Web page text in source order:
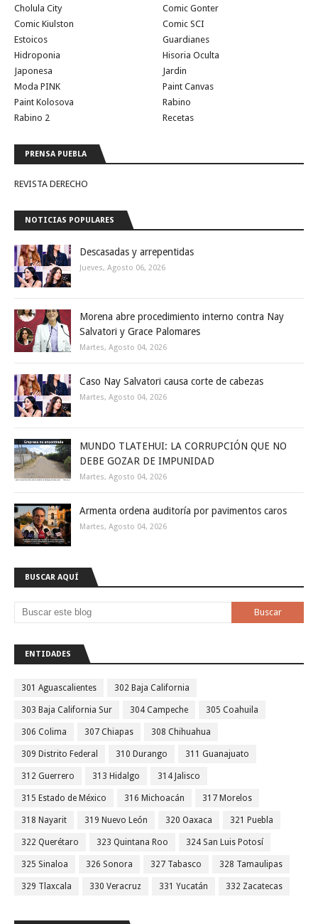
Cholula City
Comic Gonter
Comic Kiulston
Comic SCI
Estoicos
Guardianes
Hidroponia
Hisoria Oculta
Japonesa
Jardin
Moda PINK
Paint Canvas
Paint Kolosova
Rabino
Rabino 2
Recetas
PRENSA PUEBLA
REVISTA DERECHO
NOTICIAS POPULARES
Descasadas y arrepentidas
Jueves, Agosto 06, 2026
Morena abre procedimiento interno contra Nay
Salvatori y Grace Palomares
Martes, Agosto 04, 2026
Caso Nay Salvatori causa corte de cabezas
Martes, Agosto 04, 2026
MUNDO TLATEHUI: LA CORRUPCIÓN QUE NO
DEBE GOZAR DE IMPUNIDAD
Martes, Agosto 04, 2026
Armenta ordena auditoría por pavimentos caros
Martes, Agosto 04, 2026
BUSCAR AQUÍ
ENTIDADES
301 Aguascalientes 302 Baja California
303 Baja California Sur 304 Campeche 305 Coahuila
306 Colima 307 Chiapas 308 Chihuahua
309 Distrito Federal 310 Durango 311 Guanajuato
312 Guerrero 313 Hidalgo 314 Jalisco
315 Estado de México 316 Michoacán 317 Morelos
318 Nayarit 319 Nuevo León 320 Oaxaca 321 Puebla
322 Querétaro 323 Quintana Roo 324 San Luis Potosí
325 Sinaloa 326 Sonora 327 Tabasco 328 Tamaulipas
329 Tlaxcala 330 Veracruz 331 Yucatán 332 Zacatecas